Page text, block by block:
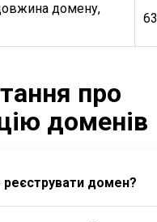
домену,
63
про
доменів
реєструвати домен?